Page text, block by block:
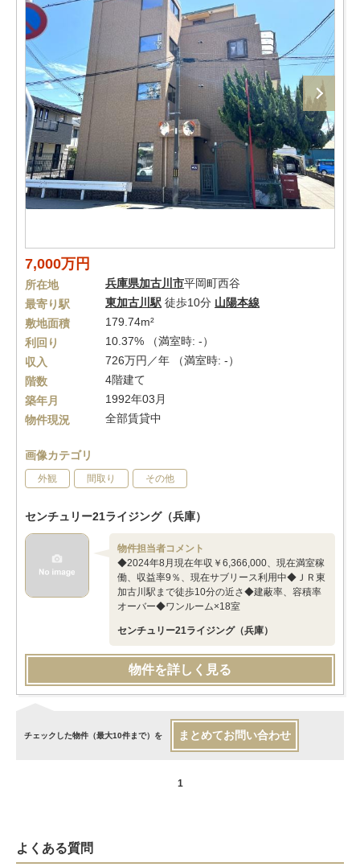
7,000万円
所在地 兵庫県加古川市平岡町西谷
最寄り駅
東加古川駅 徒歩10分 山陽本線
敷地面積
179.74m²
利回り
10.37% （満室時: -）
収入
726万円／年 （満室時: -）
階数
4階建て
築年月
1992年03月
物件現況
全部賃貸中
画像カテゴリ
外観 間取り その他
センチュリー21ライジング（兵庫）
物件担当者コメント
◆2024年8月現在年収￥6,366,000、現在満室稼
働、収益率9％、現在サブリース利用中◆ＪＲ東
加古川駅まで徒歩10分の近さ◆建蔽率、容積率
オーバー◆ワンルーム×18室
センチュリー21ライジング（兵庫）
物件を詳しく見る
チェックした物件（最大10件まで）を まとめてお問い合わせ
1
よくある質問